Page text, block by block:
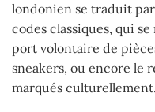
londonien se traduit
codes classiques, qui
port volontaire de
sneakers, ou encore le
marqués culturellement.